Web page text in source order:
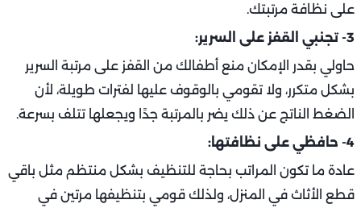
على نظافة مرتبتك.
3- تجنبي القفز على السرير:
حاولي بقدر الإمكان منع أطفالك من القفز على مرتبة السرير
بشكل متكرر، ولا تقومي بالوقوف عليها لفترات طويلة، لأن
الضغط الناتج عن ذلك يضر بالمرتبة جدًا ويجعلها تتلف بسرعة.
4- حافظي على نظافتها:
عادة ما تكون المراتب بحاجة للتنظيف بشكل منتظم مثل باقي
قطع الأثاث في المنزل، ولذلك قومي بتنظيفها مرتين في